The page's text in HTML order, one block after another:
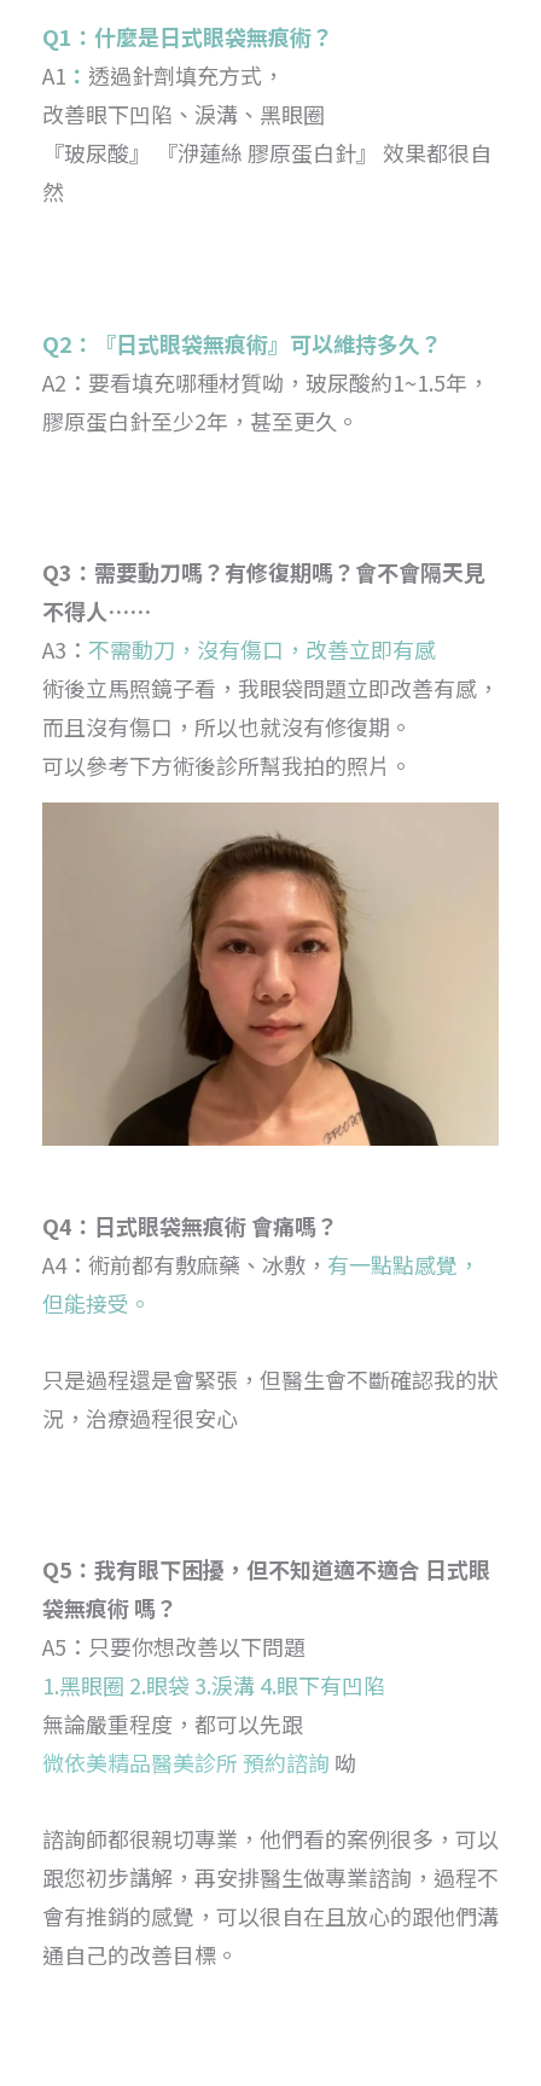
Q1：什麼是日式眼袋無痕術？
A1 ： 透過針劑填充方式，
改善眼下凹陷、淚溝、黑眼圈
『玻尿酸』 『洢蓮絲 膠原蛋白針』 效果都很自
然
Q2：『日式眼袋無痕術』可以維持多久？
A2：要看填充哪種材質呦，玻尿酸約1~1.5年，
膠原蛋白針至少2年，甚至更久。
Q3：需要動刀嗎？有修復期嗎？會不會隔天見
不得人……
A3： 不需動刀，沒有傷口，改善立即有感
術後立馬照鏡子看，我眼袋問題立即改善有感，
而且沒有傷口，所以也就沒有修復期。
可以參考下方術後診所幫我拍的照片。
Q4：日式眼袋無痕術 會痛嗎？
A4：術前都有敷麻藥、冰敷， 有一點點感覺，
但能接受。
只是過程還是會緊張，但醫生會不斷確認我的狀
況，治療過程很安心
Q5：我有眼下困擾，但不知道適不適合 日式眼
袋無痕術 嗎？
A5：只要你想改善以下問題
1.黑眼圈 2.眼袋 3.淚溝 4.眼下有凹陷
無論嚴重程度，都可以先跟
微依美精品醫美診所 預約諮詢 呦
諮詢師都很親切專業，他們看的案例很多，可以
跟您初步講解，再安排醫生做專業諮詢，過程不
會有推銷的感覺，可以很自在且放心的跟他們溝
通自己的改善目標。